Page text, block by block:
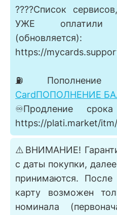
????Список
УЖЕ оплатили
(обновляется):
https://
Card️ПОПОЛНЕНИЕ
♾️Продление
https://plati.market/
⚠️ВНИМАНИЕ!
с даты покупки,
принимаются. После
карту возможен
номинала